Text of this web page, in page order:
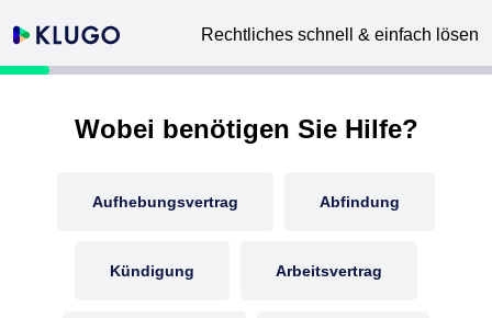
Rechtliches schnell & einfach lösen
Wobei benötigen Sie Hilfe?
Aufhebungsvertrag Abfindung
Kündigung Arbeitsvertrag